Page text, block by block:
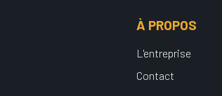
À PROPOS
L'entreprise
Contact